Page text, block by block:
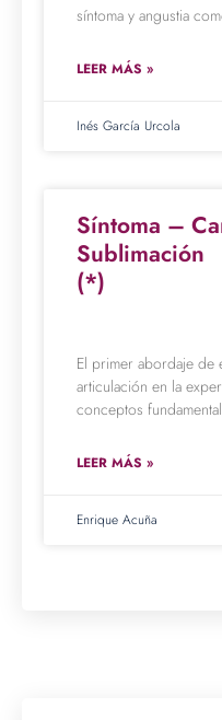
síntoma y angustia
LEER MÁS »
Inés García Urcola
Síntoma –
Sublimación
El primer abordaje de
articulación en la
conceptos
LEER MÁS »
Enrique Acuña